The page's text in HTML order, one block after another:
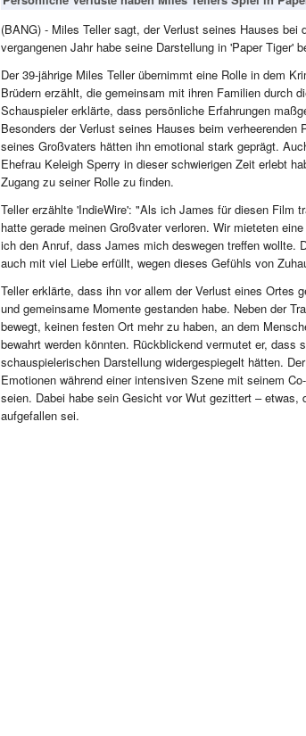
(BANG) - Miles Teller sagt, der Verlust seines Hauses bei
vergangenen Jahr habe seine Darstellung in 'Paper Tiger'
Der 39-jährige Miles Teller übernimmt eine Rolle in dem
Brüdern erzählt, die gemeinsam mit ihren Familien durch
Schauspieler erklärte, dass persönliche Erfahrungen
Besonders der Verlust seines Hauses beim verheerenden
seines Großvaters hätten ihn emotional stark geprägt.
Ehefrau Keleigh Sperry in dieser schwierigen Zeit erlebt
Zugang zu seiner Rolle zu finden.
Teller erzählte 'IndieWire': "Als ich James für diesen Film
hatte gerade meinen Großvater verloren. Wir mieteten
ich den Anruf, dass James mich deswegen treffen wollte.
auch mit viel Liebe erfüllt, wegen dieses Gefühls von
Teller erklärte, dass ihn vor allem der Verlust eines Ortes
und gemeinsame Momente gestanden habe. Neben der
bewegt, keinen festen Ort mehr zu haben, an dem
bewahrt werden könnten. Rückblickend vermutet er, dass
schauspielerischen Darstellung widergespiegelt hätten.
Emotionen während einer intensiven Szene mit seinem
seien. Dabei habe sein Gesicht vor Wut gezittert –
aufgefallen sei.